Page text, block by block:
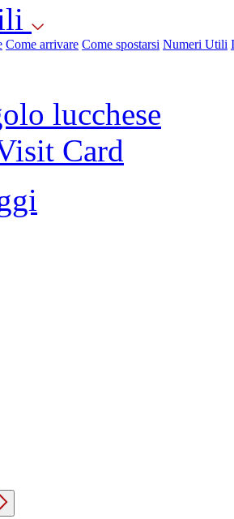
Come arrivare Come spostarsi Numeri Utili
lucchese
Card